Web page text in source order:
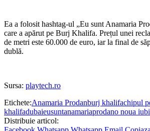
Ea a folosit hashtag-ul „Eu sunt Anamaria
care a apărut pe Burj Khalifa. Prețul unei
de metri este 60.000 de euro, iar la final de
dublă.
Sursa: playtech.ro
Etichete:Anamaria Prodanburj khalifachipul
khalifadubaieusuntanamariaprodano noua
Distribuie articol: